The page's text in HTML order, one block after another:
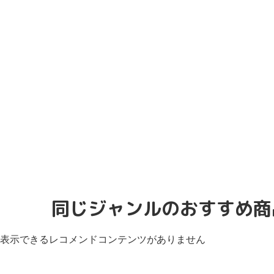
同じジャンルのおすすめ
表示できるレコメンドコンテンツがありません